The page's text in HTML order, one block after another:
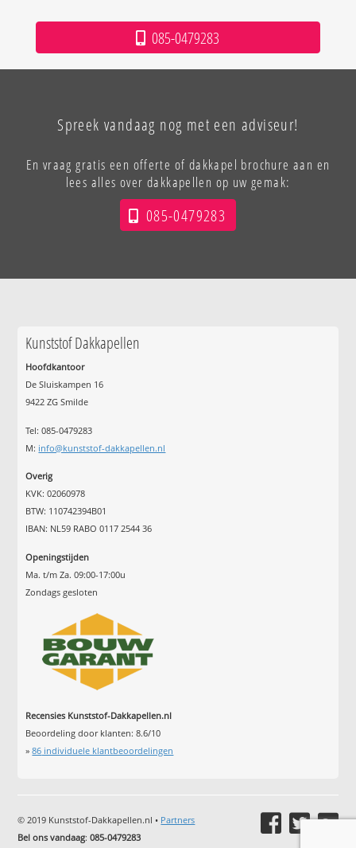
085-0479283
Spreek vandaag nog met een adviseur!
En vraag gratis een offerte of dakkapel brochure aan en
lees alles over dakkapellen op uw gemak:
085-0479283
Kunststof Dakkapellen
Hoofdkantoor
De Sluiskampen 16
9422 ZG Smilde
Tel: 085-0479283
M: info@kunststof-dakkapellen.nl
Overig
KVK: 02060978
BTW: 110742394B01
IBAN: NL59 RABO 0117 2544 36
Openingstijden
Ma. t/m Za. 09:00-17:00u
Zondags gesloten
Recensies Kunststof-Dakkapellen.nl
Beoordeling door klanten:8.6/10
»86 individuele klantbeoordelingen
© 2019 Kunststof-Dakkapellen.nl • Partners
Bel ons vandaag:085-0479283